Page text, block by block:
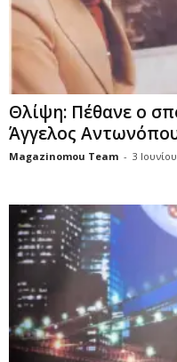
Θλίψη: Πέθανε ο
Άγγελος
Magazinomou Team - 3